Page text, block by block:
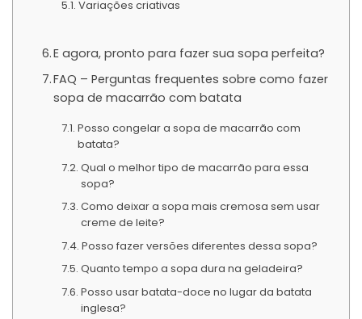
Variações criativas
E agora, pronto para fazer sua sopa perfeita?
FAQ – Perguntas frequentes sobre como fazer
sopa de macarrão com batata
Posso congelar a sopa de macarrão com
batata?
Qual o melhor tipo de macarrão para essa
sopa?
Como deixar a sopa mais cremosa sem usar
creme de leite?
Posso fazer versões diferentes dessa sopa?
Quanto tempo a sopa dura na geladeira?
Posso usar batata-doce no lugar da batata
inglesa?